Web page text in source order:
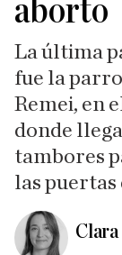
aborto
La última
fue la
Remei, en
donde
tambores
las puertas